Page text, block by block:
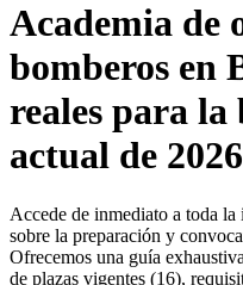
Academia de
bomberos en
reales para la
actual de
Accede de inmediato a toda
sobre la preparación y
Ofrecemos una guía
de plazas vigentes (16),